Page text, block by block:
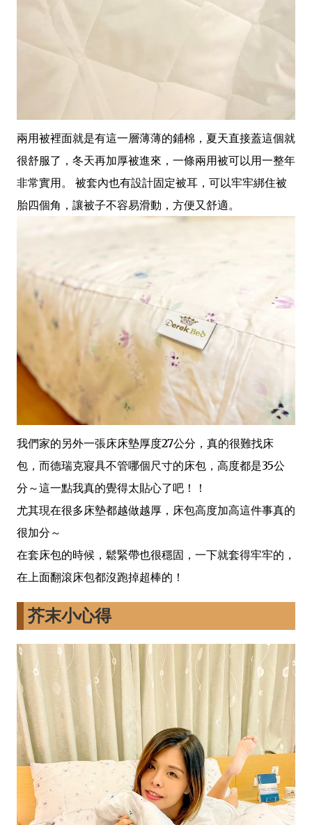
兩用被裡面就是有這一層薄薄的鋪棉，夏天直接蓋這個就
很舒服了，冬天再加厚被進來，一條兩用被可以用一整年
非常實用。 被套內也有設計固定被耳，可以牢牢綁住被
胎四個角，讓被子不容易滑動，方便又舒適。
我們家的另外一張床床墊厚度27公分，真的很難找床
包，而德瑞克寢具不管哪個尺寸的床包，高度都是35公
分～這一點我真的覺得太貼心了吧！！
尤其現在很多床墊都越做越厚，床包高度加高這件事真的
很加分～
在套床包的時候，鬆緊帶也很穩固，一下就套得牢牢的，
在上面翻滾床包都沒跑掉超棒的！
芥末小心得